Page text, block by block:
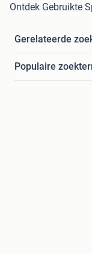
Ontdek Gebruikte
Gerelateerde
Populaire